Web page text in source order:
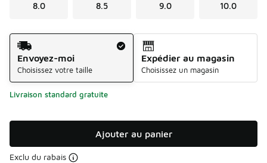
8.0 8.5 9.0 10.0
Méthode d’expédition
Envoyez-moi
Choisissez votre taille
Expédier au magasin
Choisissez un magasin
Livraison standard gratuite
Ajouter au panier
Exclu du rabais